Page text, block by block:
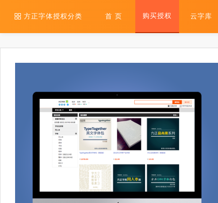
方正字体授权分类 首 页 购买授权 云字库